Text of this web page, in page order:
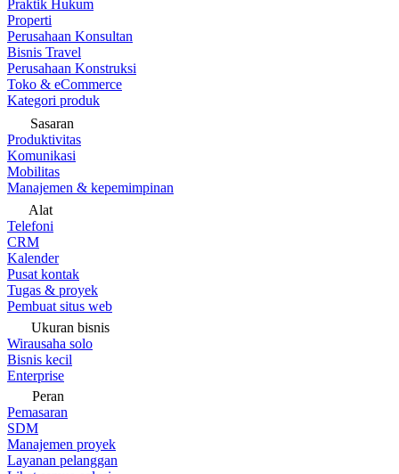
Praktik Hukum
Properti
Perusahaan Konsultan
Bisnis Travel
Perusahaan Konstruksi
Toko & eCommerce
Kategori produk
Sasaran
Produktivitas
Komunikasi
Mobilitas
Manajemen & kepemimpinan
Alat
Telefoni
CRM
Kalender
Pusat kontak
Tugas & proyek
Pembuat situs web
Ukuran bisnis
Wirausaha solo
Bisnis kecil
Enterprise
Peran
Pemasaran
SDM
Manajemen proyek
Layanan pelanggan